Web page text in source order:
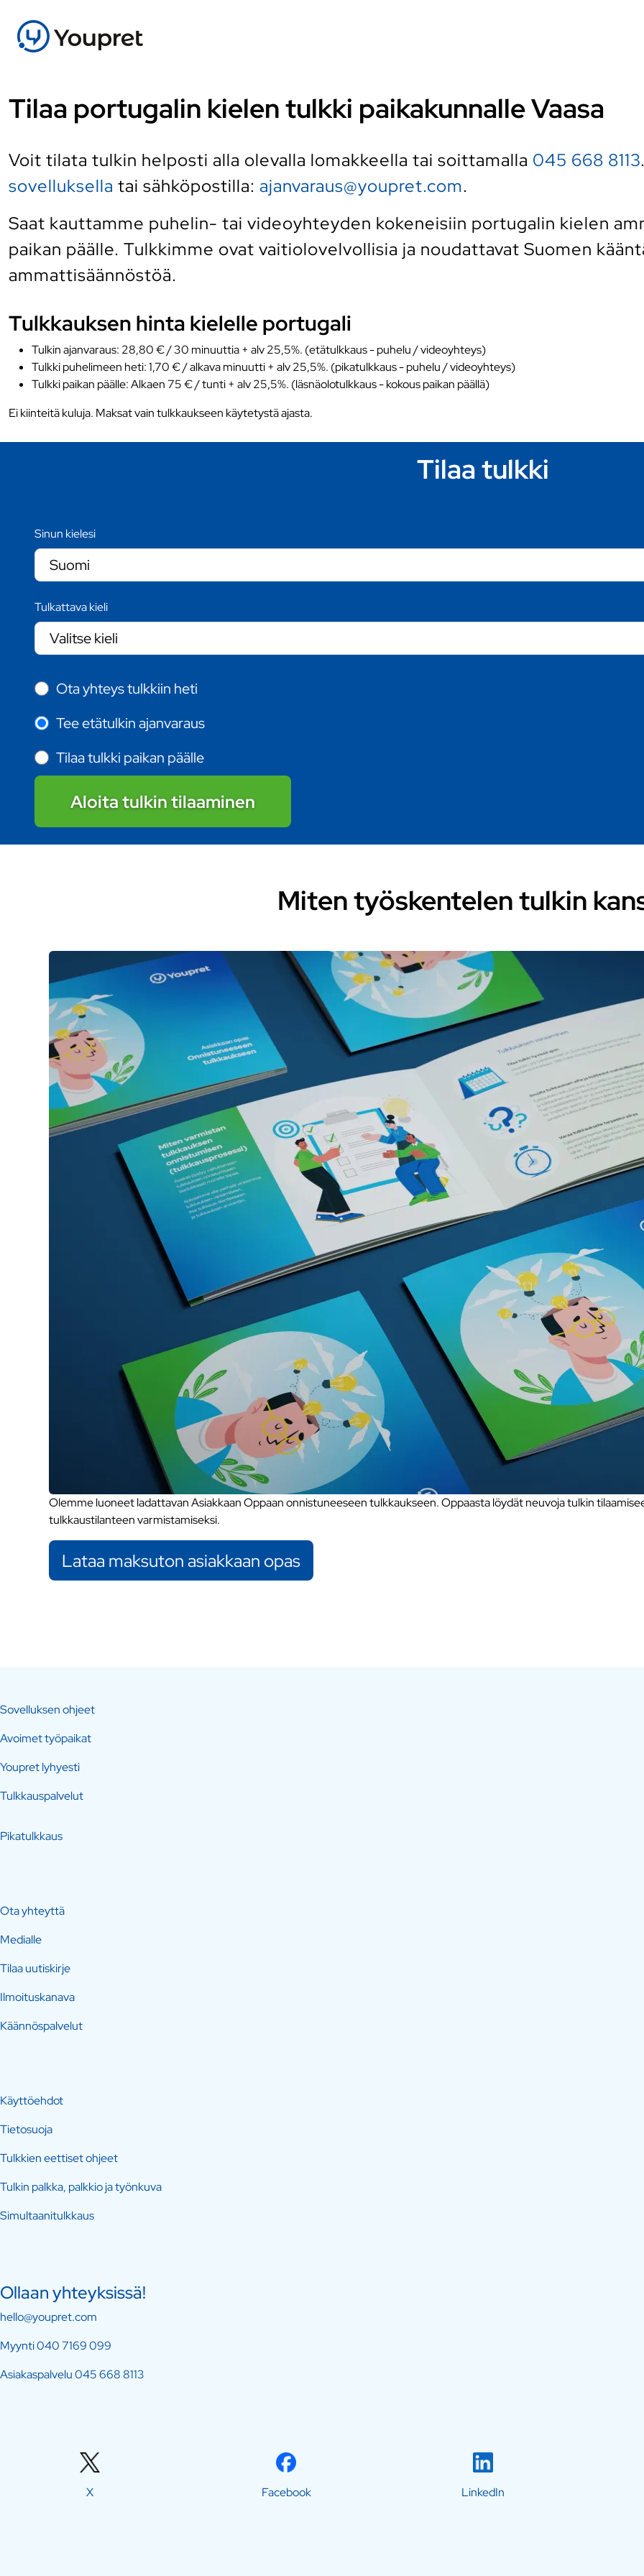
Tilaa portugalin kielen tulkki paikakunnalle Vaasa
Voit tilata tulkin helposti alla olevalla lomakkeella tai soittamalla 045 668 8113
sovelluksella tai sähköpostilla: ajanvaraus@youpret.com.
Saat kauttamme puhelin- tai videoyhteyden kokeneisiin portugalin kielen
paikan päälle. Tulkkimme ovat vaitiolovelvollisia ja noudattavat Suomen
ammattisäännöstöä.
Tulkkauksen hinta kielelle portugali
Tulkin ajanvaraus: 28,80 € / 30 minuuttia + alv 25,5%. (etätulkkaus - puhelu / videoyhteys)
Tulkki puhelimeen heti: 1,70 € / alkava minuutti + alv 25,5%. (pikatulkkaus - puhelu / videoyhteys)
Tulkki paikan päälle: Alkaen 75 € / tunti + alv 25,5%. (läsnäolotulkkaus - kokous paikan päällä)
Ei kiinteitä kuluja. Maksat vain tulkkaukseen käytetystä ajasta.
Tilaa tulkki
Sinun kielesi
Tulkattava kieli
Ota yhteys tulkkiin heti
Tee etätulkin ajanvaraus
Tilaa tulkki paikan päälle
Aloita tulkin tilaaminen
Miten työskentelen tulkin
Olemme luoneet ladattavan Asiakkaan Oppaan onnistuneeseen tulkkaukseen. Oppaasta löydät neuvoja tulkin
tulkkaustilanteen varmistamiseksi.
Lataa maksuton asiakkaan opas
Sovelluksen ohjeet
Avoimet työpaikat
Youpret lyhyesti
Tulkkauspalvelut
Pikatulkkaus
Ota yhteyttä
Medialle
Tilaa uutiskirje
Ilmoituskanava
Käännöspalvelut
Käyttöehdot
Tietosuoja
Tulkkien eettiset ohjeet
Tulkin palkka, palkkio ja työnkuva
Simultaanitulkkaus
Ollaan yhteyksissä!
hello@youpret.com
Myynti040 7169 099
Asiakaspalvelu045 668 8113
X Facebook LinkedIn